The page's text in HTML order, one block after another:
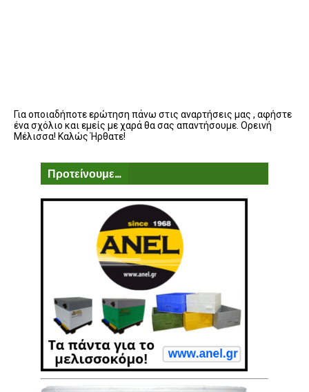
Για οποιαδήποτε ερώτηση πάνω στις αναρτήσεις μας , αφήστε
ένα σχόλιο και εμείς με χαρά θα σας απαντήσουμε. Ορεινή
Μέλισσα! Καλώς Ήρθατε!
Προτείνουμε...